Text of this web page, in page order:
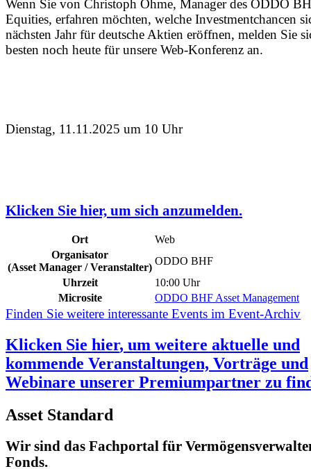
Wenn Sie von Christoph Ohme, Manager des ODDO
Equities, erfahren möchten, welche Investmentchancen
nächsten Jahr für deutsche Aktien eröffnen, melden Sie
besten noch heute für unsere Web-Konferenz an.
Dienstag, 11.11.2025 um 10 Uhr
Klicken Sie hier, um sich anzumelden.
Ort
Web
Organisator
(Asset Manager / Veranstalter)
ODDO BHF
Uhrzeit
10:00 Uhr
Microsite
ODDO BHF Asset Management
Finden Sie weitere interessante Events im Event-Archiv
Klicken Sie hier, um weitere aktuelle und
kommende Veranstaltungen, Vorträge und
Webinare unserer Premiumpartner zu
Asset Standard
Wir sind das Fachportal für
Fonds.